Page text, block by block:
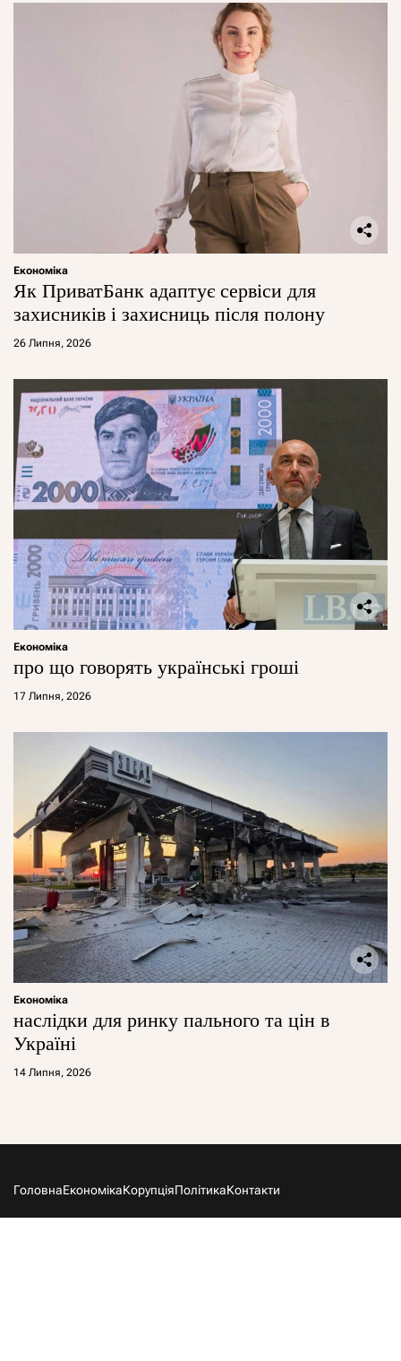
Економіка
Як ПриватБанк адаптує сервіси для
захисників і захисниць після полону
26 Липня, 2026
Економіка
про що говорять українські гроші
17 Липня, 2026
Економіка
наслідки для ринку пального та цін в
Україні
14 Липня, 2026
ГоловнаЕкономікаКорупціяПолітикаКонтакти